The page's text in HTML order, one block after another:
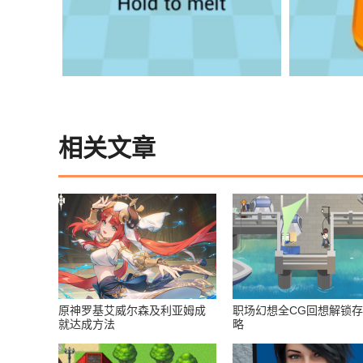
相关文章
原神罗基艾威尔森及利亚姆成
就达成方法
职场幻想全CG回想解锁
略